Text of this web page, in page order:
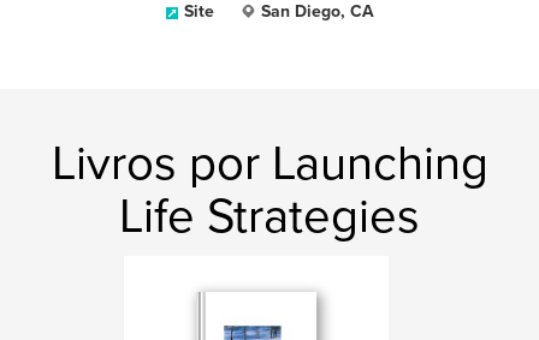
Site San Diego, CA
Livros por Launching
Life Strategies